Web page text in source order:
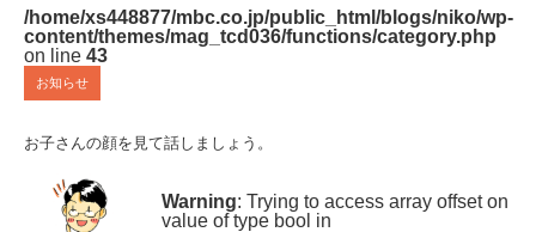
/home/xs448877/mbc.co.jp/public_html/blogs/niko/wp-
content/themes/mag_tcd036/functions/category.php
on line 43
お知らせ
お子さんの顔を見て話しましょう。
Warning: Trying to access array offset on
value of type bool in